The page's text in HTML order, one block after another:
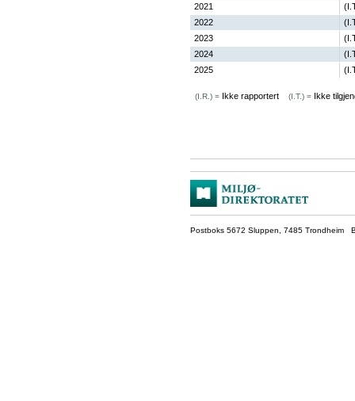
2021
2022
2023
2024
2025
(I.R.) = Ikke rapportert (I.T.) = Ikke
Postboks 5672 Sluppen, 7485 Trondheim